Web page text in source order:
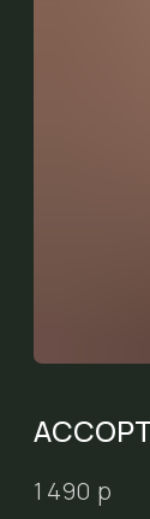
1 490 р